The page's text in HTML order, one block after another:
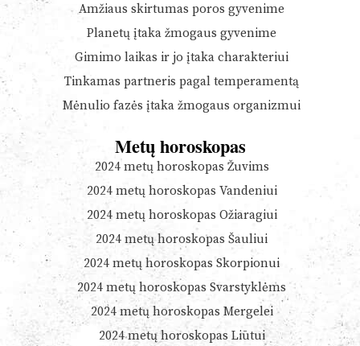
Amžiaus skirtumas poros gyvenime
Planetų įtaka žmogaus gyvenime
Gimimo laikas ir jo įtaka charakteriui
Tinkamas partneris pagal temperamentą
Mėnulio fazės įtaka žmogaus organizmui
Metų horoskopas
2024 metų horoskopas Žuvims
2024 metų horoskopas Vandeniui
2024 metų horoskopas Ožiaragiui
2024 metų horoskopas Šauliui
2024 metų horoskopas Skorpionui
2024 metų horoskopas Svarstyklėms
2024 metų horoskopas Mergelei
2024 metų horoskopas Liūtui